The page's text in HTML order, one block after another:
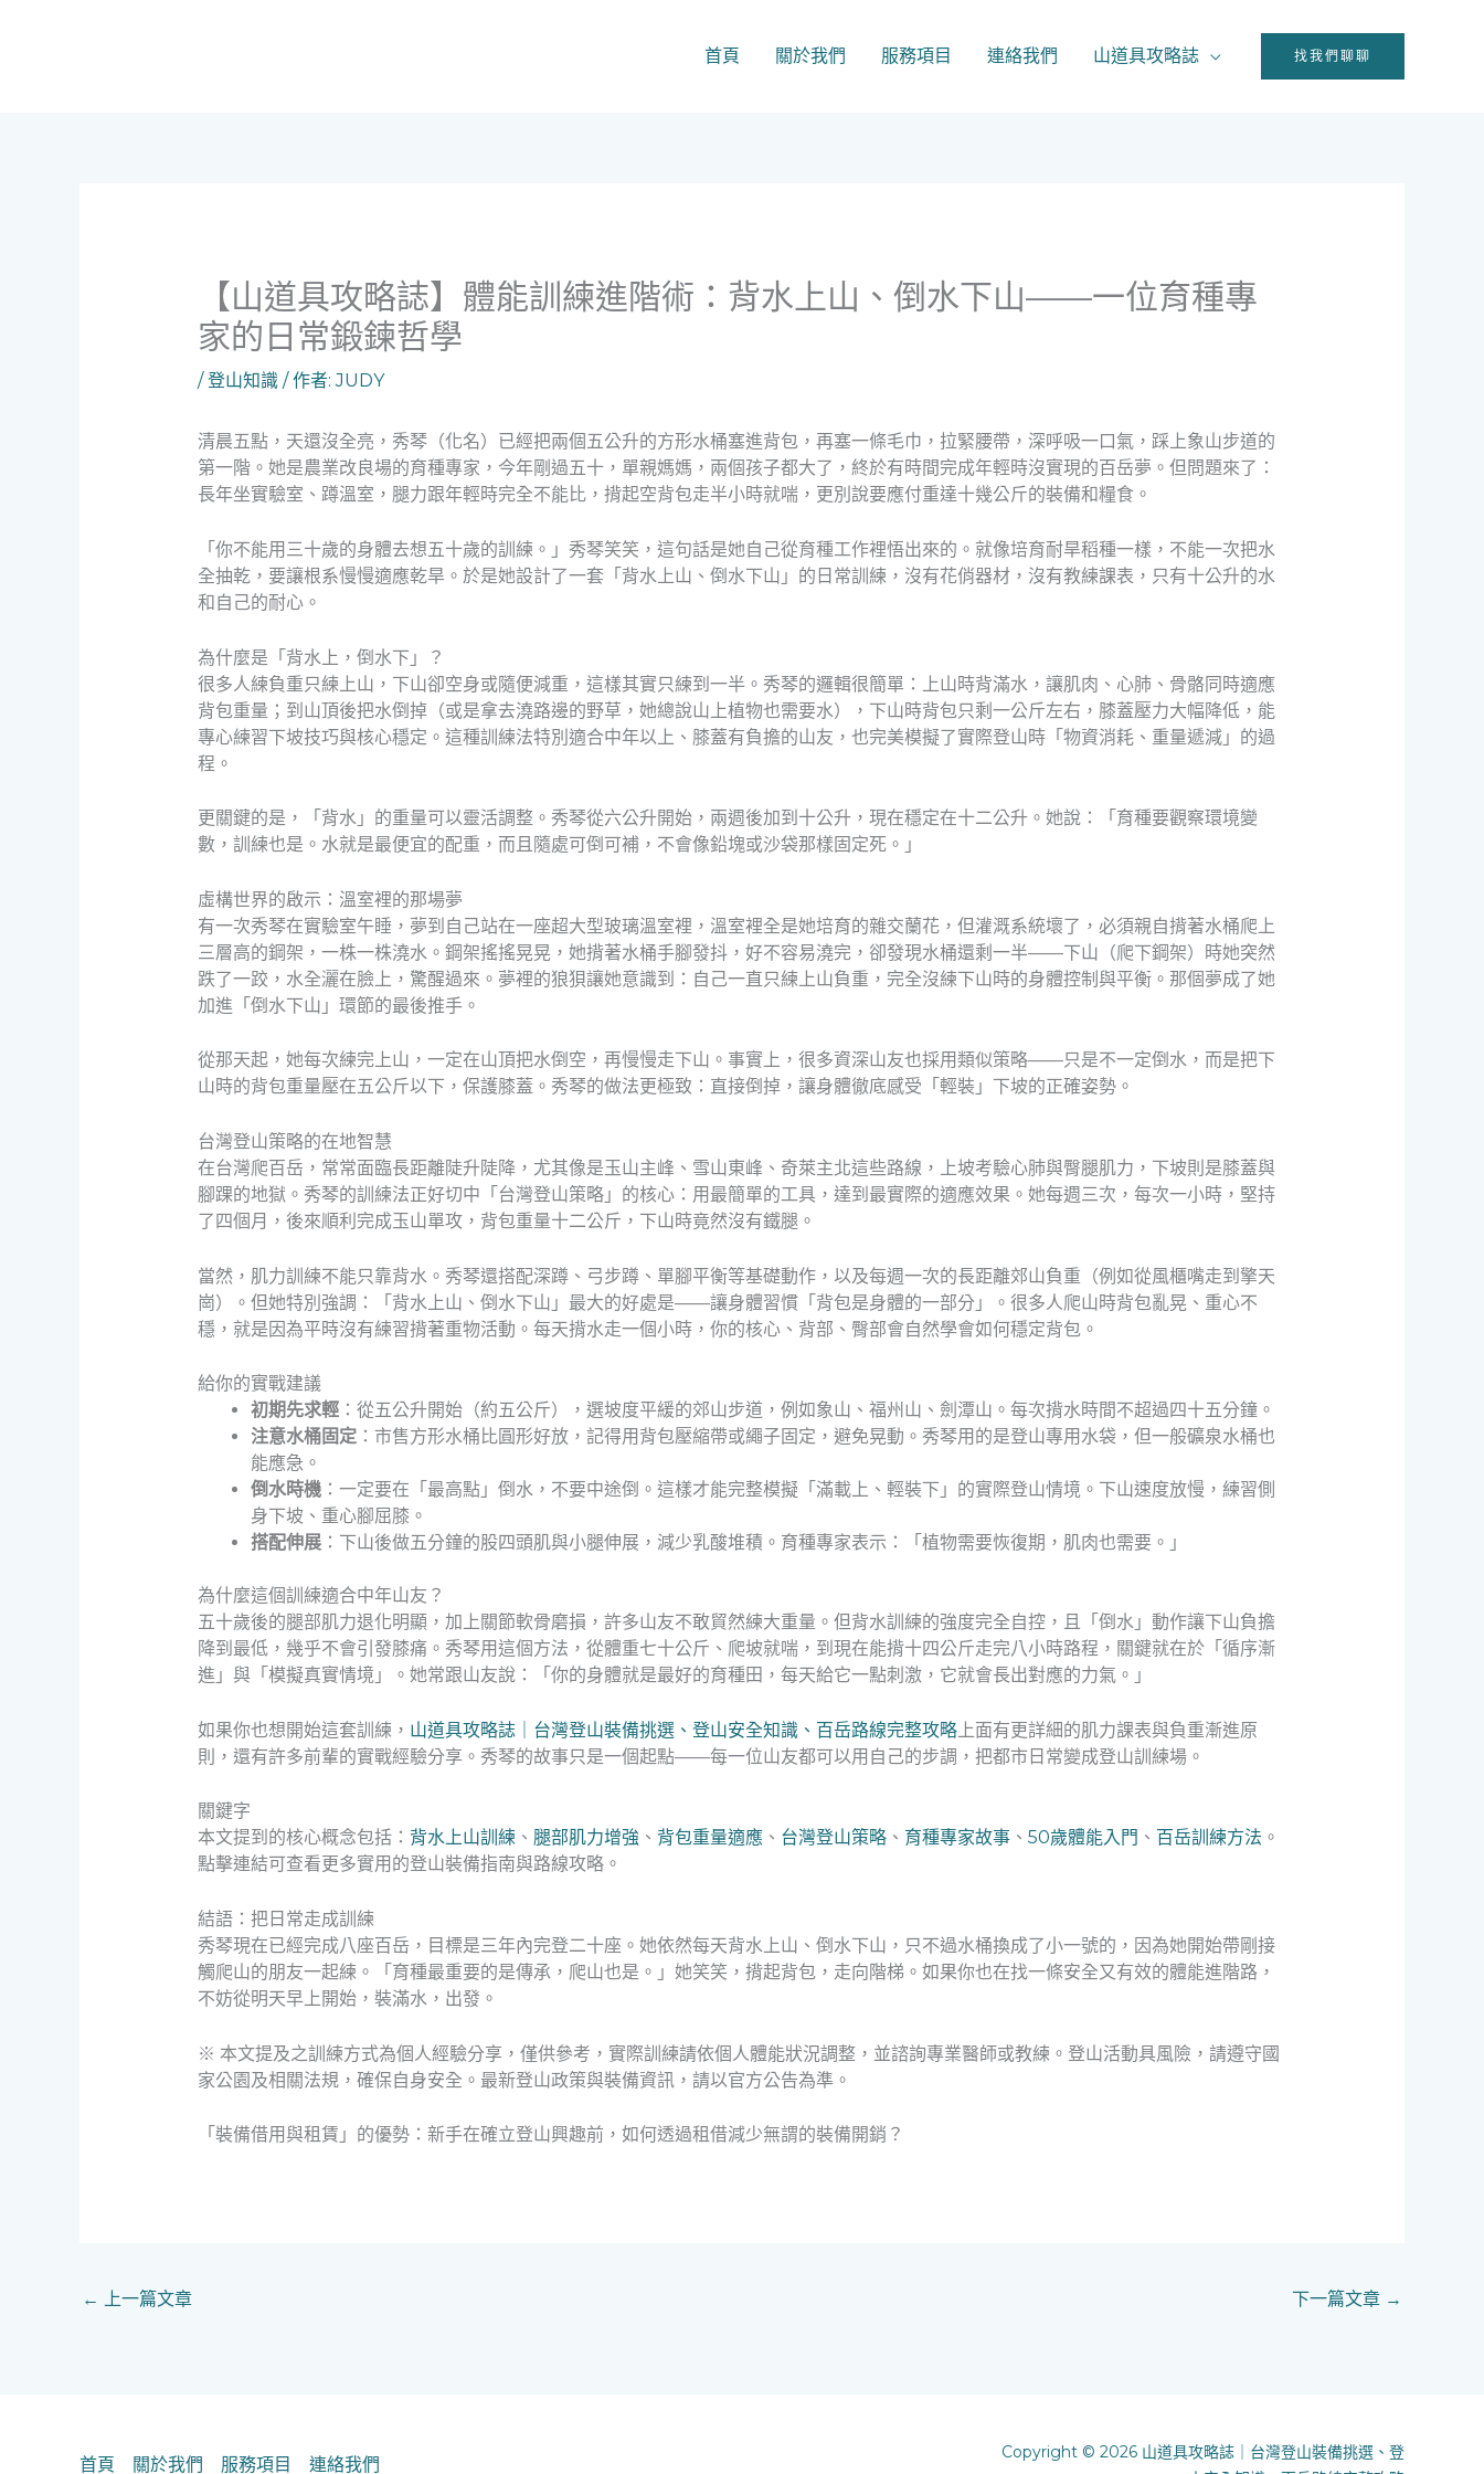
首頁 關於我們 服務項目 連絡我們 山道具攻略誌 找我們聊聊
【山道具攻略誌】體能訓練進階術：背水上山、倒水下山——一位育種專
家的日常鍛鍊哲學
/登山知識/ 作者:JUDY
清晨五點，天還沒全亮，秀琴（化名）已經把兩個五公升的方形水桶塞進背包，再塞一條毛巾，拉緊腰帶，深呼吸一口氣，踩上象山步道的
第一階。她是農業改良場的育種專家，今年剛過五十，單親媽媽，兩個孩子都大了，終於有時間完成年輕時沒實現的百岳夢。但問題來了：
長年坐實驗室、蹲溫室，腿力跟年輕時完全不能比，揹起空背包走半小時就喘，更別說要應付重達十幾公斤的裝備和糧食。
「你不能用三十歲的身體去想五十歲的訓練。」秀琴笑笑，這句話是她自己從育種工作裡悟出來的。就像培育耐旱稻種一樣，不能一次把水
全抽乾，要讓根系慢慢適應乾旱。於是她設計了一套「背水上山、倒水下山」的日常訓練，沒有花俏器材，沒有教練課表，只有十公升的水
和自己的耐心。
為什麼是「背水上，倒水下」？
很多人練負重只練上山，下山卻空身或隨便減重，這樣其實只練到一半。秀琴的邏輯很簡單：上山時背滿水，讓肌肉、心肺、骨骼同時適應
背包重量；到山頂後把水倒掉（或是拿去澆路邊的野草，她總說山上植物也需要水），下山時背包只剩一公斤左右，膝蓋壓力大幅降低，能
專心練習下坡技巧與核心穩定。這種訓練法特別適合中年以上、膝蓋有負擔的山友，也完美模擬了實際登山時「物資消耗、重量遞減」的過
程。
更關鍵的是，「背水」的重量可以靈活調整。秀琴從六公升開始，兩週後加到十公升，現在穩定在十二公升。她說：「育種要觀察環境變
數，訓練也是。水就是最便宜的配重，而且隨處可倒可補，不會像鉛塊或沙袋那樣固定死。」
虛構世界的啟示：溫室裡的那場夢
有一次秀琴在實驗室午睡，夢到自己站在一座超大型玻璃溫室裡，溫室裡全是她培育的雜交蘭花，但灌溉系統壞了，必須親自揹著水桶爬上
三層高的鋼架，一株一株澆水。鋼架搖搖晃晃，她揹著水桶手腳發抖，好不容易澆完，卻發現水桶還剩一半——下山（爬下鋼架）時她突然
跌了一跤，水全灑在臉上，驚醒過來。夢裡的狼狽讓她意識到：自己一直只練上山負重，完全沒練下山時的身體控制與平衡。那個夢成了她
加進「倒水下山」環節的最後推手。
從那天起，她每次練完上山，一定在山頂把水倒空，再慢慢走下山。事實上，很多資深山友也採用類似策略——只是不一定倒水，而是把下
山時的背包重量壓在五公斤以下，保護膝蓋。秀琴的做法更極致：直接倒掉，讓身體徹底感受「輕裝」下坡的正確姿勢。
台灣登山策略的在地智慧
在台灣爬百岳，常常面臨長距離陡升陡降，尤其像是玉山主峰、雪山東峰、奇萊主北這些路線，上坡考驗心肺與臀腿肌力，下坡則是膝蓋與
腳踝的地獄。秀琴的訓練法正好切中「台灣登山策略」的核心：用最簡單的工具，達到最實際的適應效果。她每週三次，每次一小時，堅持
了四個月，後來順利完成玉山單攻，背包重量十二公斤，下山時竟然沒有鐵腿。
當然，肌力訓練不能只靠背水。秀琴還搭配深蹲、弓步蹲、單腳平衡等基礎動作，以及每週一次的長距離郊山負重（例如從風櫃嘴走到擎天
崗）。但她特別強調：「背水上山、倒水下山」最大的好處是——讓身體習慣「背包是身體的一部分」。很多人爬山時背包亂晃、重心不
穩，就是因為平時沒有練習揹著重物活動。每天揹水走一個小時，你的核心、背部、臀部會自然學會如何穩定背包。
給你的實戰建議
初期先求輕：從五公升開始（約五公斤），選坡度平緩的郊山步道，例如象山、福州山、劍潭山。每次揹水時間不超過四十五分鐘。
注意水桶固定：市售方形水桶比圓形好放，記得用背包壓縮帶或繩子固定，避免晃動。秀琴用的是登山專用水袋，但一般礦泉水桶也
能應急。
倒水時機：一定要在「最高點」倒水，不要中途倒。這樣才能完整模擬「滿載上、輕裝下」的實際登山情境。下山速度放慢，練習側
身下坡、重心腳屈膝。
搭配伸展：下山後做五分鐘的股四頭肌與小腿伸展，減少乳酸堆積。育種專家表示：「植物需要恢復期，肌肉也需要。」
為什麼這個訓練適合中年山友？
五十歲後的腿部肌力退化明顯，加上關節軟骨磨損，許多山友不敢貿然練大重量。但背水訓練的強度完全自控，且「倒水」動作讓下山負擔
降到最低，幾乎不會引發膝痛。秀琴用這個方法，從體重七十公斤、爬坡就喘，到現在能揹十四公斤走完八小時路程，關鍵就在於「循序漸
進」與「模擬真實情境」。她常跟山友說：「你的身體就是最好的育種田，每天給它一點刺激，它就會長出對應的力氣。」
如果你也想開始這套訓練， 山道具攻略誌｜台灣登山裝備挑選、登山安全知識、百岳路線完整攻略上面有更詳細的肌力課表與負重漸進原
則，還有許多前輩的實戰經驗分享。秀琴的故事只是一個起點——每一位山友都可以用自己的步調，把都市日常變成登山訓練場。
關鍵字
本文提到的核心概念包括： 背水上山訓練、 腿部肌力增強 、 背包重量適應、 台灣登山策略、 育種專家故事、 50歲體能入門 、 百岳訓練方法 。
點擊連結可查看更多實用的登山裝備指南與路線攻略。
結語：把日常走成訓練
秀琴現在已經完成八座百岳，目標是三年內完登二十座。她依然每天背水上山、倒水下山，只不過水桶換成了小一號的，因為她開始帶剛接
觸爬山的朋友一起練。「育種最重要的是傳承，爬山也是。」她笑笑，揹起背包，走向階梯。如果你也在找一條安全又有效的體能進階路，
不妨從明天早上開始，裝滿水，出發。
※ 本文提及之訓練方式為個人經驗分享，僅供參考，實際訓練請依個人體能狀況調整，並諮詢專業醫師或教練。登山活動具風險，請遵守國
家公園及相關法規，確保自身安全。最新登山政策與裝備資訊，請以官方公告為準。
「裝備借用與租賃」的優勢：新手在確立登山興趣前，如何透過租借減少無謂的裝備開銷？
← 上一篇文章 下一篇文章 →
首頁 關於我們 服務項目 連絡我們
Copyright © 2026 山道具攻略誌｜台灣登山裝備挑選、登